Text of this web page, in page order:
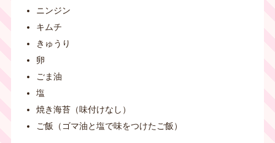
ニンジン
キムチ
きゅうり
卵
ごま油
塩
焼き海苔（味付けなし）
ご飯（ゴマ油と塩で味をつけたご飯）